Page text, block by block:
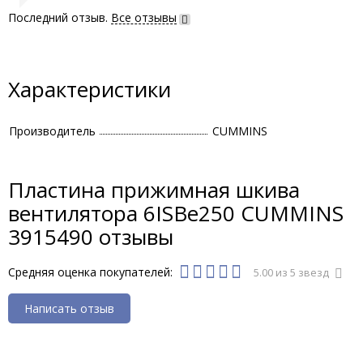
Последний отзыв. Все отзывы
Характеристики
Производитель CUMMINS
Пластина прижимная шкива
вентилятора 6ISBe250 CUMMINS
3915490 отзывы
Средняя оценка покупателей: 5.00 из 5 звезд
Написать отзыв